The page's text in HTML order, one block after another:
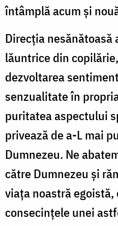
întâmplă acum și
Direcția nesănătoasă
lăuntrice din
dezvoltarea
senzualitate în
puritatea aspectului
privează de a-L mai
Dumnezeu. Ne
către Dumnezeu și
viața noastră egoistă,
consecințele unei